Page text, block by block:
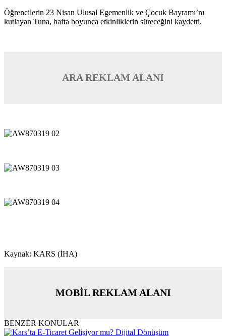
Öğrencilerin 23 Nisan Ulusal Egemenlik ve Çocuk Bayramı’nı
kutlayan Tuna, hafta boyunca etkinliklerin süreceğini kaydetti.
ARA REKLAM ALANI
Kaynak: KARS (İHA)
MOBİL REKLAM ALANI
BENZER KONULAR